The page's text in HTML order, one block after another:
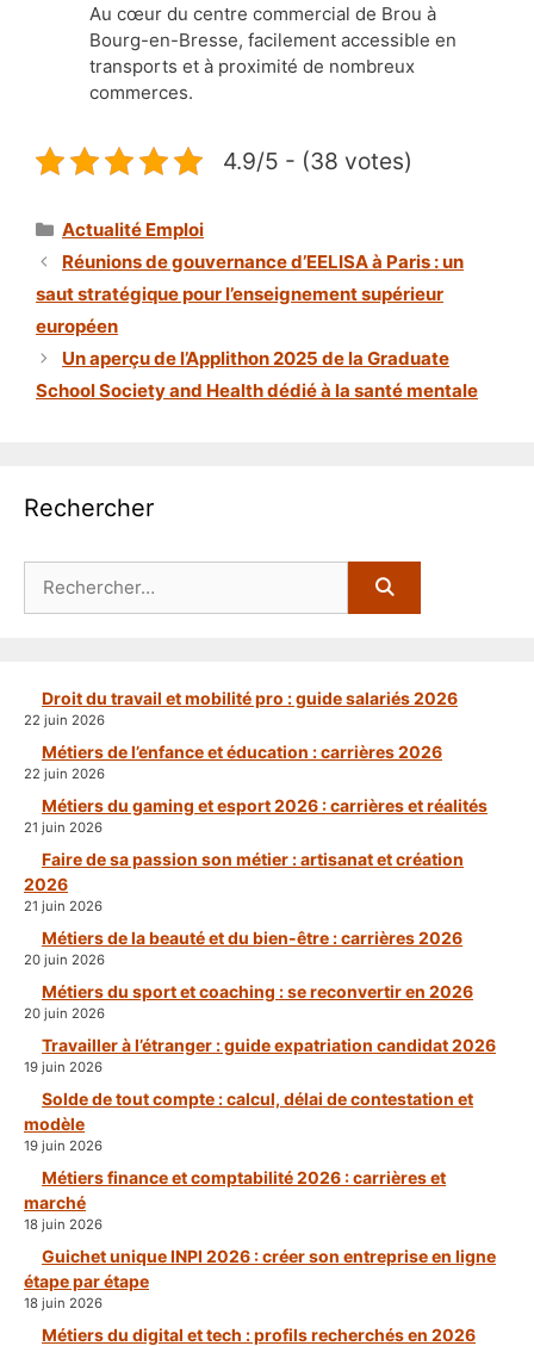
Au cœur du centre commercial de Brou à
Bourg-en-Bresse, facilement accessible en
transports et à proximité de nombreux
commerces.
4.9/5 - (38 votes)
Catégories
Actualité Emploi
Réunions de gouvernance d’EELISA à Paris : un
saut stratégique pour l’enseignement supérieur
européen
Un aperçu de l’Applithon 2025 de la Graduate
School Society and Health dédié à la santé mentale
Rechercher
Droit du travail et mobilité pro : guide salariés 2026
22 juin 2026
Métiers de l’enfance et éducation : carrières 2026
22 juin 2026
Métiers du gaming et esport 2026 : carrières et réalités
21 juin 2026
Faire de sa passion son métier : artisanat et création
2026
21 juin 2026
Métiers de la beauté et du bien-être : carrières 2026
20 juin 2026
Métiers du sport et coaching : se reconvertir en 2026
20 juin 2026
Travailler à l’étranger : guide expatriation candidat 2026
19 juin 2026
Solde de tout compte : calcul, délai de contestation et
modèle
19 juin 2026
Métiers finance et comptabilité 2026 : carrières et
marché
18 juin 2026
Guichet unique INPI 2026 : créer son entreprise en ligne
étape par étape
18 juin 2026
Métiers du digital et tech : profils recherchés en 2026